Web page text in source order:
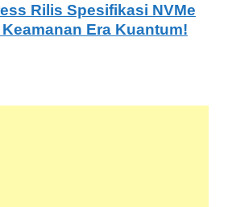
Rilis Spesifikasi NVMe
Era Kuantum!